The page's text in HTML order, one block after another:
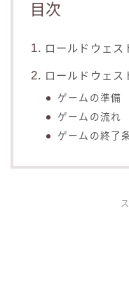
目次
ロールドウェ
ロールドウェ
ゲームの準備
ゲームの流れ
ゲームの終了